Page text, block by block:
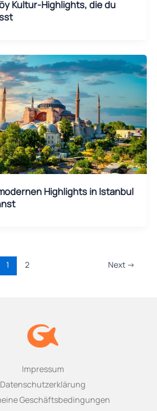
Kultur-Highlights, die du
Highlights in Istanbul
1 2 Next →
Impressum
Datenschutzerklärung
Geschäftsbedingungen